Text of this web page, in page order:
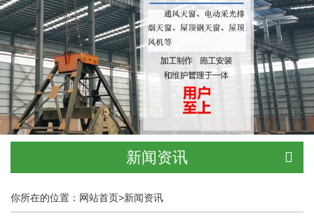
新闻资讯
你所在的位置： 网站首页>新闻资讯